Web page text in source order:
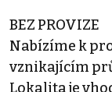
BEZ PROVIZE
Nabízíme k
vznikajícím
Lokalita je